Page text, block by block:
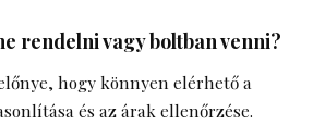
rendelni vagy boltban venni?
hogy könnyen elérhető a
és az árak ellenőrzése.